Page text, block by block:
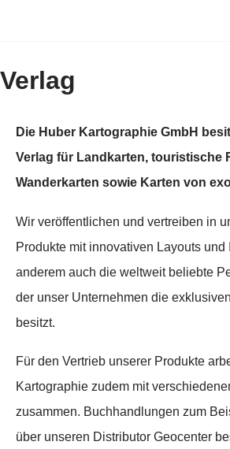
Inhalt
Verlag
Die Huber Kartographie GmbH
Verlag für Landkarten, touristische
Wanderkarten sowie Karten von
Wir veröffentlichen und vertreiben in
Produkte mit innovativen Layouts und
anderem auch die weltweit beliebte
der unser Unternehmen die
besitzt.
Für den Vertrieb unserer Produkte
Kartographie zudem mit
zusammen. Buchhandlungen zum
über unseren Distributor Geocenter